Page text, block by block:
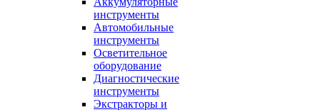
инструменты
Автомобильные
инструменты
Осветительное
оборудование
Диагностические
инструменты
Экстракторы и